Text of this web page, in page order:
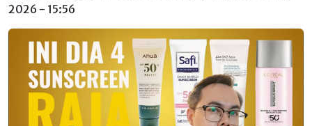
2026 - 15:56